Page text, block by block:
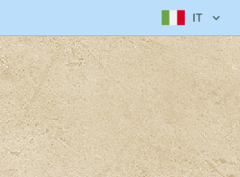
IT